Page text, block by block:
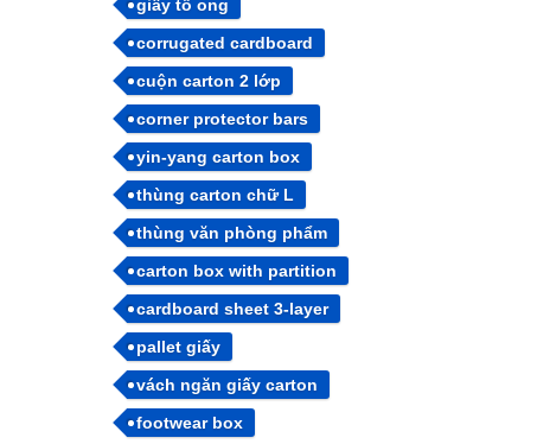
giấy tổ ong
corrugated cardboard
cuộn carton 2 lớp
corner protector bars
yin-yang carton box
thùng carton chữ L
thùng văn phòng phẩm
carton box with partition
cardboard sheet 3-layer
pallet giấy
vách ngăn giấy carton
footwear box